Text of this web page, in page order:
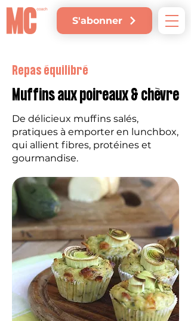
S'abonner
Repas équilibré
Muffins aux poireaux & chèvre
De délicieux muffins salés,
pratiques à emporter en lunchbox,
qui allient fibres, protéines et
gourmandise.